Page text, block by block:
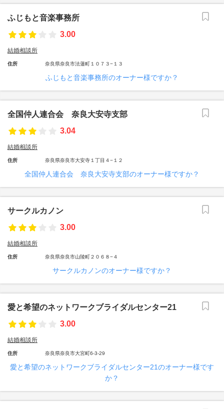
ふじもと音楽事務所
3.00
結婚相談所
住所 奈良県奈良市法蓮町１０７３−１３
ふじもと音楽事務所のオーナー様ですか？
全国仲人連合会 奈良大安寺支部
3.04
結婚相談所
住所 奈良県奈良市大安寺１丁目４−１２
全国仲人連合会 奈良大安寺支部のオーナー様ですか？
サークルカノン
3.00
結婚相談所
住所 奈良県奈良市山陵町２０６８−４
サークルカノンのオーナー様ですか？
愛と希望のネットワークブライダルセンター21
3.00
結婚相談所
住所 奈良県奈良市大宮町6-3-29
愛と希望のネットワークブライダルセンター21のオーナー様です
か？